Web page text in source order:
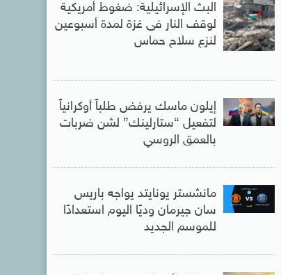
البث الإسرائيلية: ضغوط أمريكية
لوقف النار فى غزة لمدة أسبوعين
لنزع سلاح حماس
إيلون ماسك يرفض طلباً أوكرانياً
لتفعيل “ستارلينك” لشن ضربات
بالعمق الروسي
مانشستر يونايتد يواجه باريس
سان جيرمان وديًا اليوم استعدادًا
للموسم الجديد